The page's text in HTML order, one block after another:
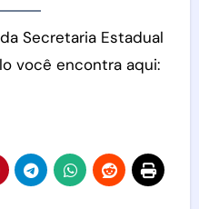
Secretaria Estadual
você encontra aqui: